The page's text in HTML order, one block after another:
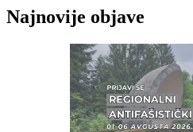
Najnovije objave